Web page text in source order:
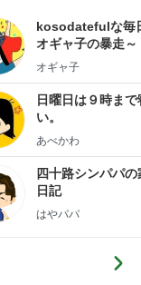
kosodatefulな毎
オギャ子の暴走～
オギャ子
日曜日は９時まで
い。
あべかわ
四十路シンパパの
日記
はやパパ